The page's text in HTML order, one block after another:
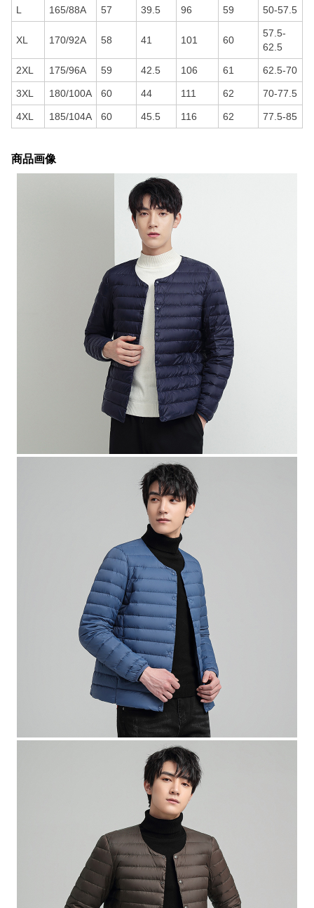
L 165/88A 57 39.5 96 59 50-57.5
XL 170/92A 58 41 101 60
57.5-
62.5
2XL 175/96A 59 42.5 106 61 62.5-70
3XL 180/100A 60 44 111 62 70-77.5
4XL 185/104A 60 45.5 116 62 77.5-85
商品画像